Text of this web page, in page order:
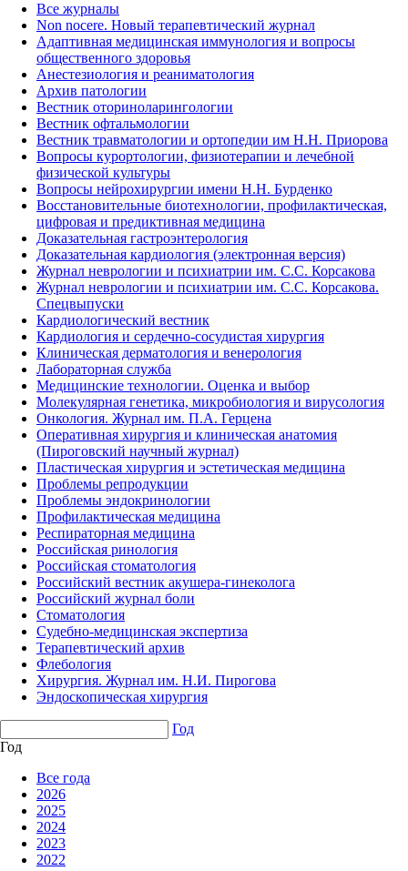
Все журналы
Non nocere. Новый терапевтический журнал
Адаптивная медицинская иммунология и вопросы
общественного здоровья
Анестезиология и реаниматология
Архив патологии
Вестник оториноларингологии
Вестник офтальмологии
Вестник травматологии и ортопедии им Н.Н. Приорова
Вопросы курортологии, физиотерапии и лечебной
физической культуры
Вопросы нейрохирургии имени Н.Н. Бурденко
Восстановительные биотехнологии, профилактическая,
цифровая и предиктивная медицина
Доказательная гастроэнтерология
Доказательная кардиология (электронная версия)
Журнал неврологии и психиатрии им. С.С. Корсакова
Журнал неврологии и психиатрии им. С.С. Корсакова.
Спецвыпуски
Кардиологический вестник
Кардиология и сердечно-сосудистая хирургия
Клиническая дерматология и венерология
Лабораторная служба
Медицинские технологии. Оценка и выбор
Молекулярная генетика, микробиология и вирусология
Онкология. Журнал им. П.А. Герцена
Оперативная хирургия и клиническая анатомия
(Пироговский научный журнал)
Пластическая хирургия и эстетическая медицина
Проблемы репродукции
Проблемы эндокринологии
Профилактическая медицина
Респираторная медицина
Российская ринология
Российская стоматология
Российский вестник акушера-гинеколога
Российский журнал боли
Стоматология
Судебно-медицинская экспертиза
Терапевтический архив
Флебология
Хирургия. Журнал им. Н.И. Пирогова
Эндоскопическая хирургия
Год
Год
Все года
2026
2025
2024
2023
2022